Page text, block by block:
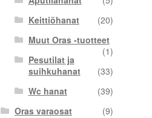
Keittiöhanat
(20)
Muut Oras -tuotteet
(1)
Pesutilat ja
suihkuhanat
(33)
Wc hanat
(39)
Oras varaosat
(9)